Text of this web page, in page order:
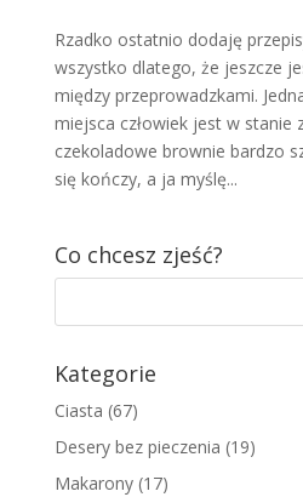
Rzadko ostatnio dodaję
wszystko dlatego, że jeszcze
między przeprowadzkami.
miejsca człowiek jest w stanie
czekoladowe brownie bardzo
się kończy, a ja myślę...
Co chcesz zjeść?
Kategorie
Ciasta (67)
Desery bez pieczenia (19)
Makarony(17)